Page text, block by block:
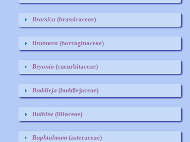
Brassica (brassicaceae)
Brunnera (borraginaceae)
Bryonia (cucurbitaceae)
Buddleja (buddlejaceae)
Bulbine (liliaceae)
Buphtalmum (asteraceae)